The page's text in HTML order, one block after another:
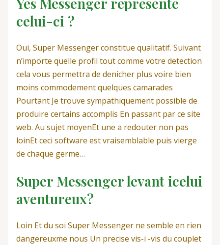
celui-ci ?
Oui, Super Messenger constitue qualitatif. Suivant
n’importe quelle profil tout comme votre detection
cela vous permettra de denicher plus voire bien
moins commodement quelques camarades
Pourtant Je trouve sympathiquement possible de
produire certains accomplis En passant par ce site
web. Au sujet moyenEt une a redouter non pas
loinEt ceci software est vraisemblable puis vierge
de chaque germe…
Super Messenger levant icelui
aventureux?
Loin Et du soi Super Messenger ne semble en rien
dangereuxme nous Un precise vis-i -vis du couplet